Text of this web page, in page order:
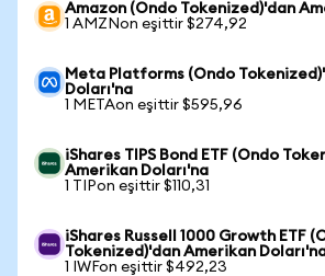
Amazon (Ondo Tokenized)'dan
1 AMZNon eşittir $274,92
Meta Platforms (Ondo
Doları'na
1 METAon eşittir $595,96
iShares TIPS Bond ETF (Ondo
Amerikan Doları'na
1 TIPon eşittir $110,31
iShares Russell 1000 Growth ETF
Tokenized)'dan Amerikan
1 IWFon eşittir $492,23